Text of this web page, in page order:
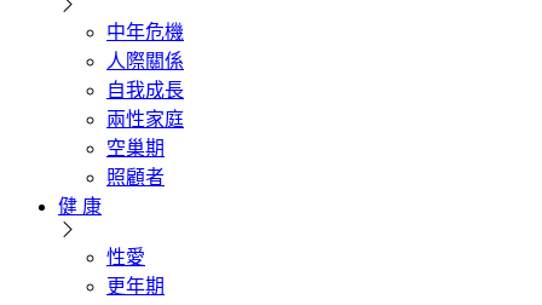
中年危機
人際關係
自我成長
兩性家庭
空巢期
照顧者
健 康
性愛
更年期